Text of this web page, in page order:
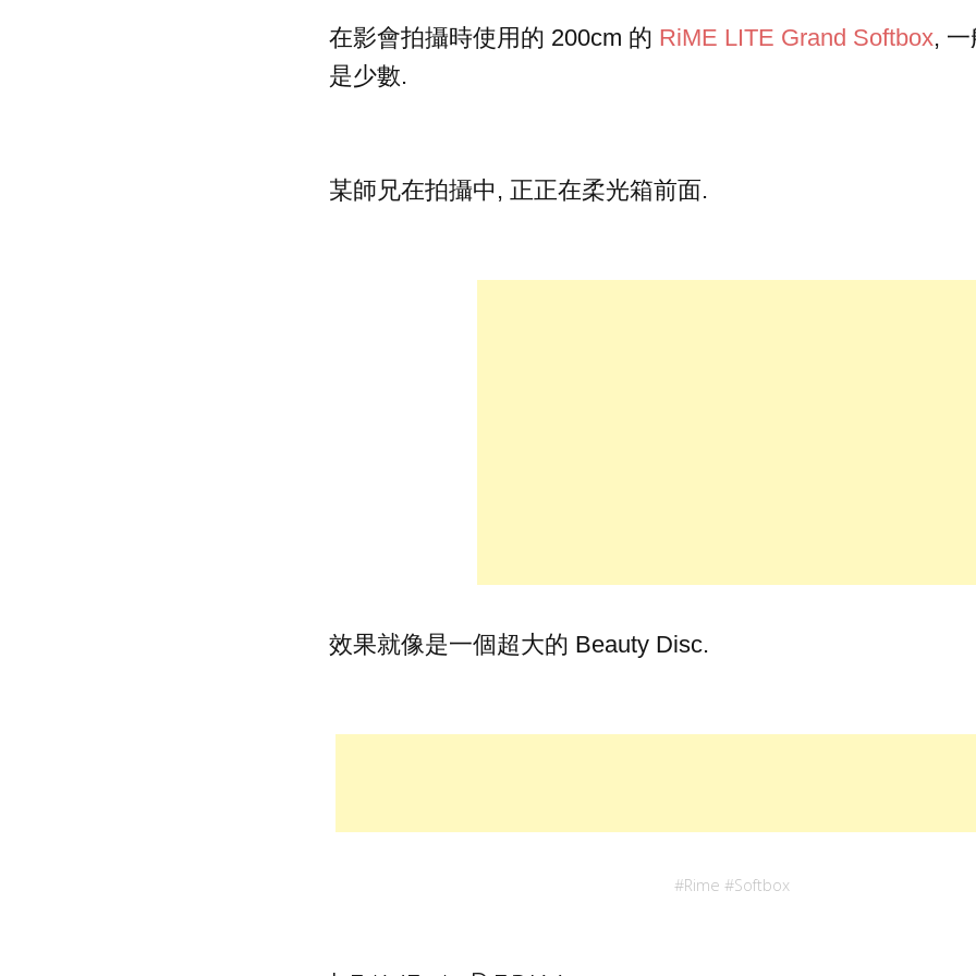
在影會拍攝時使用的 200cm 的 RiME LITE Grand Softbox,
是少數.
某師兄在拍攝中, 正正在柔光箱前面.
效果就像是一個超大的 Beauty Disc.
#Rime #Softbox